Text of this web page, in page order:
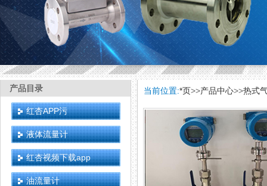
产品目录
红杏APP污
液体流量计
红杏视频下载app
油流量计
当前位置:*页>>产品中心>>热式